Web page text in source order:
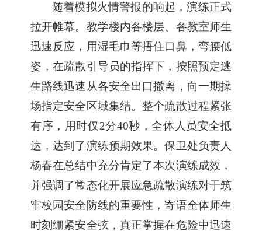
随着模拟火情警报的响起 ，演练正式
拉开帷幕。教学楼内各楼层、各教室师生
迅速反应，用湿毛巾等捂住口鼻，弯腰低
姿 ，在疏散引导员的指挥下 ， 按照预定逃
生路线迅速 从各安全出口撤离，向一期操
场指定安全区域集结。整个疏散过程紧张
有序 ，用时仅 2分40秒，全体人员安全抵
达 ，达到了演练预期效果。保卫处负责人
杨春在总结中充分肯定了本次演练成效 ，
并强调了常态化开展应急疏散演练对于筑
牢校园安全 防线的重要性 ，寄语全体师生
时刻绷紧安全弦，真正掌握在危险中迅速